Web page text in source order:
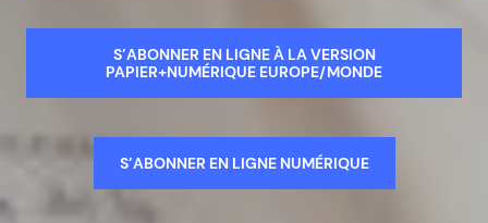
S’ABONNER EN LIGNE À LA VERSION
PAPIER+NUMÉRIQUE EUROPE/MONDE
S’ABONNER EN LIGNE NUMÉRIQUE